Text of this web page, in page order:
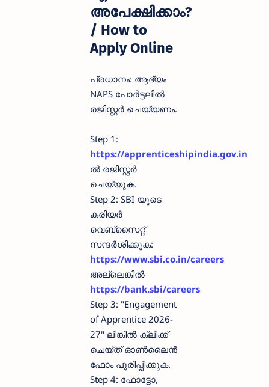
അപേക്ഷിക്കാം?
/ How to
Apply Online
പ്രധാനം: ആദ്യം
NAPS പോർട്ടലിൽ
രജിസ്റ്റർ ചെയ്യണം.
Step 1:
https://apprenticeshipindia.gov.in
ൽ രജിസ്റ്റർ
ചെയ്യുക.
Step 2: SBI യുടെ
കരിയർ
വെബ്സൈറ്റ്
സന്ദർശിക്കുക:
https://www.sbi.co.in/careers
അല്ലെങ്കിൽ
https://bank.sbi/careers
Step 3: "Engagement
of Apprentice 2026-
27" ലിങ്കിൽ ക്ലിക്ക്
ചെയ്ത് ഓൺലൈൻ
ഫോം പൂരിപ്പിക്കുക.
Step 4: ഫോട്ടോ,